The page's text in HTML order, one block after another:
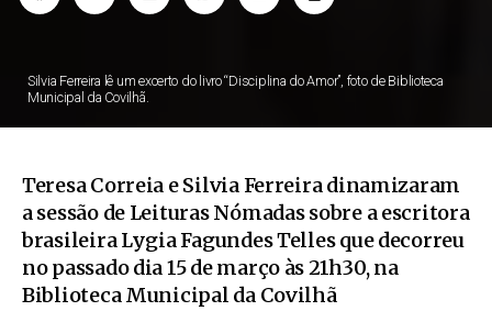
Silvia Ferreira lê um excerto do livro “Disciplina do Amor”, foto de Biblioteca
Municipal da Covilhã.
Teresa Correia e Silvia Ferreira dinamizaram
a sessão de Leituras Nómadas sobre a escritora
brasileira Lygia Fagundes Telles que decorreu
no passado dia 15 de março às 21h30, na
Biblioteca Municipal da Covilhã